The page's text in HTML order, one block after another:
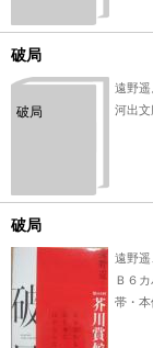
破局
破局
遠野遥
河出文
破局
遠野
Ｂ６
帯・